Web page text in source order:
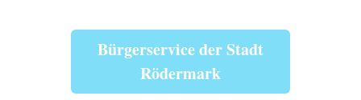
Bürgerservice der Stadt
Rödermark